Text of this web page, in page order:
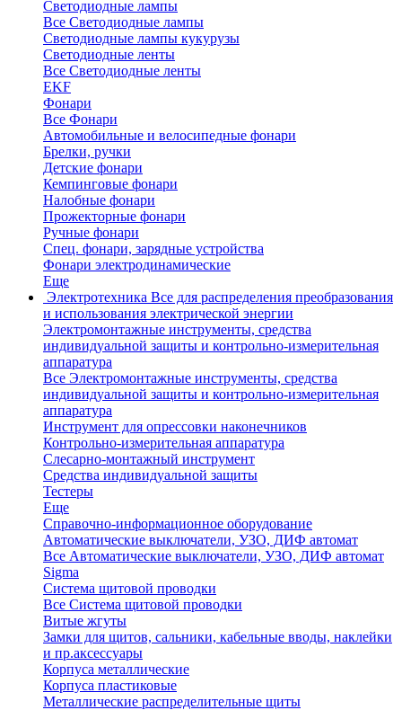
Светодиодные лампы
Все Светодиодные лампы
Светодиодные лампы кукурузы
Светодиодные ленты
Все Светодиодные ленты
EKF
Фонари
Все Фонари
Автомобильные и велосипедные фонари
Брелки, ручки
Детские фонари
Кемпинговые фонари
Налобные фонари
Прожекторные фонари
Ручные фонари
Спец. фонари, зарядные устройства
Фонари электродинамические
Еще
Электротехника Все для распределения преобразования
и использования электрической энергии
Электромонтажные инструменты, средства
индивидуальной защиты и контрольно-измерительная
аппаратура
Все Электромонтажные инструменты, средства
индивидуальной защиты и контрольно-измерительная
аппаратура
Инструмент для опрессовки наконечников
Контрольно-измерительная аппаратура
Слесарно-монтажный инструмент
Средства индивидуальной защиты
Тестеры
Еще
Справочно-информационное оборудование
Автоматические выключатели, УЗО, ДИФ автомат
Все Автоматические выключатели, УЗО, ДИФ автомат
Sigma
Система щитовой проводки
Все Система щитовой проводки
Витые жгуты
Замки для щитов, сальники, кабельные вводы, наклейки
и пр.аксессуары
Корпуса металлические
Корпуса пластиковые
Металлические распределительные щиты